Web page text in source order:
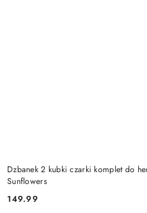
Dzbanek 2 kubki czarki komplet do
Sunflowers
Cena:
149.99